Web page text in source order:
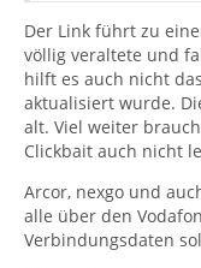
Der Link führt zu
völlig veraltete und
hilft es auch nicht
aktualisiert wurde.
alt. Viel weiter
Clickbait auch nicht
Arcor, nexgo und
alle über den
Verbindungsdaten